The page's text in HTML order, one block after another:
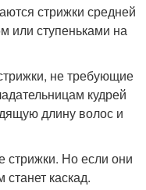
стрижки средней
или ступеньками на
не требующие
кудрей
длину волос и
стрижки. Но если они
каскад.